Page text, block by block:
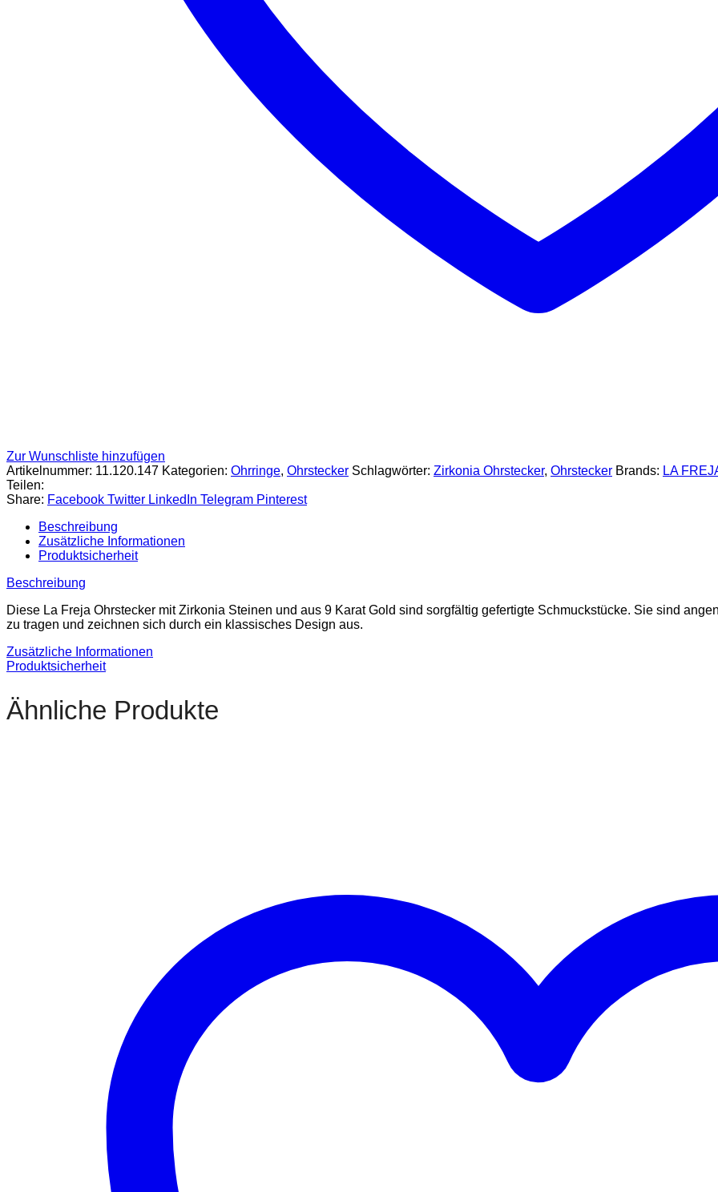
Zur Wunschliste hinzufügen
Artikelnummer: 11.120.147 Kategorien: Ohrringe, Ohrstecker Schlagwörter: Zirkonia Ohrstecker, Ohrstecker Brands: LA
Teilen:
Share: Facebook Twitter LinkedIn Telegram Pinterest
Beschreibung
Zusätzliche Informationen
Produktsicherheit
Beschreibung
Diese La Freja Ohrstecker mit Zirkonia Steinen und aus 9 Karat Gold sind sorgfältig gefertigte Schmuckstücke. Sie sind
zu tragen und zeichnen sich durch ein klassisches Design aus.
Zusätzliche Informationen
Produktsicherheit
Ähnliche Produkte